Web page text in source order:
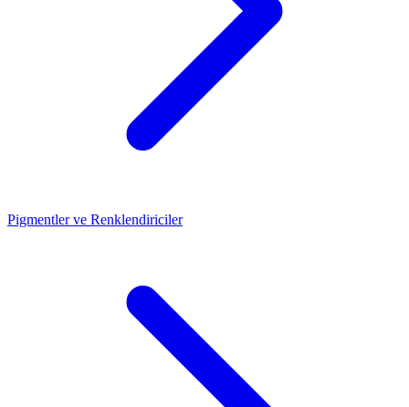
Pigmentler ve Renklendiriciler